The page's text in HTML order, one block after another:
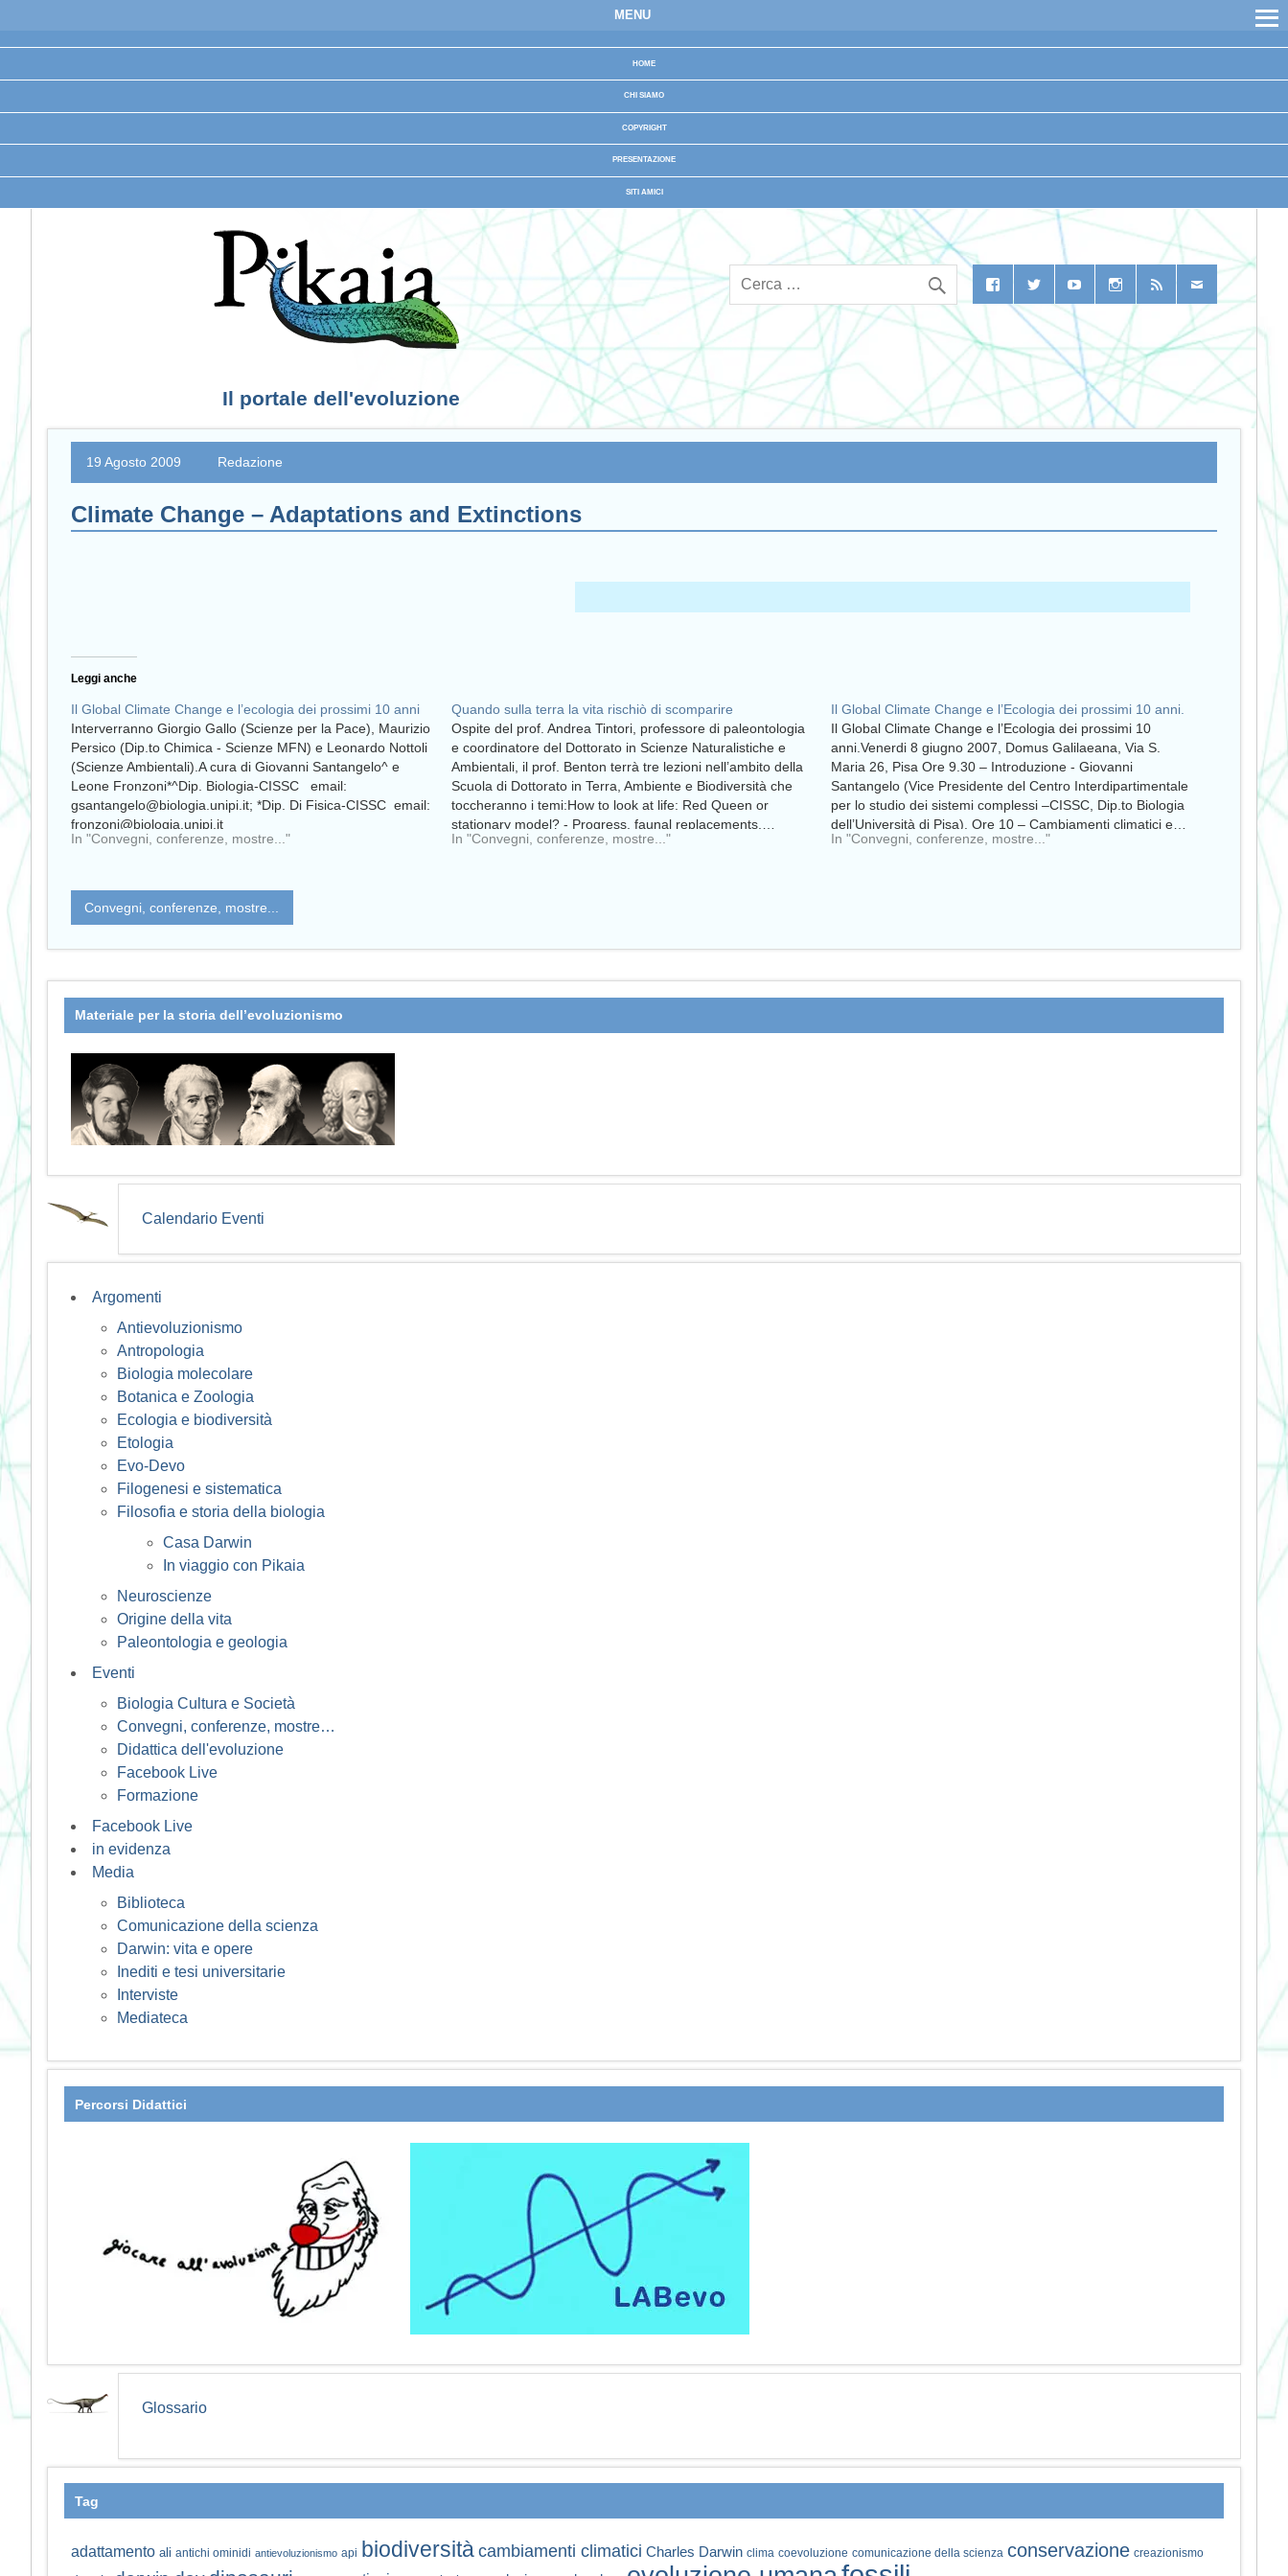
MENU
HOME
CHI SIAMO
COPYRIGHT
PRESENTAZIONE
SITI AMICI
Il portale dell'evoluzione
19 Agosto 2009 Redazione
Climate Change – Adaptations and Extinctions
Leggi anche
Il Global Climate Change e l’ecologia dei prossimi 10 anni
Interverranno Giorgio Gallo (Scienze per la Pace), Maurizio
Persico (Dip.to Chimica - Scienze MFN) e Leonardo Nottoli
(Scienze Ambientali).A cura di Giovanni Santangelo^ e
Leone Fronzoni*^Dip. Biologia-CISSC email:
gsantangelo@biologia.unipi.it; *Dip. Di Fisica-CISSC email:
fronzoni@biologia.unipi.it
In "Convegni, conferenze, mostre..."
Quando sulla terra la vita rischiò di scomparire
Ospite del prof. Andrea Tintori, professore di paleontologia
e coordinatore del Dottorato in Scienze Naturalistiche e
Ambientali, il prof. Benton terrà tre lezioni nell’ambito della
Scuola di Dottorato in Terra, Ambiente e Biodiversità che
toccheranno i temi:How to look at life: Red Queen or
stationary model? - Progress, faunal replacements,…
In "Convegni, conferenze, mostre..."
Il Global Climate Change e l’Ecologia dei prossimi 10 anni.
Il Global Climate Change e l’Ecologia dei prossimi 10
anni.Venerdi 8 giugno 2007, Domus Galilaeana, Via S.
Maria 26, Pisa Ore 9.30 – Introduzione - Giovanni
Santangelo (Vice Presidente del Centro Interdipartimentale
per lo studio dei sistemi complessi –CISSC, Dip.to Biologia
dell’Università di Pisa). Ore 10 – Cambiamenti climatici e…
In "Convegni, conferenze, mostre..."
Convegni, conferenze, mostre...
Materiale per la storia dell’evoluzionismo
Calendario Eventi
Argomenti
Antievoluzionismo
Antropologia
Biologia molecolare
Botanica e Zoologia
Ecologia e biodiversità
Etologia
Evo-Devo
Filogenesi e sistematica
Filosofia e storia della biologia
Casa Darwin
In viaggio con Pikaia
Neuroscienze
Origine della vita
Paleontologia e geologia
Eventi
Biologia Cultura e Società
Convegni, conferenze, mostre…
Didattica dell'evoluzione
Facebook Live
Formazione
Facebook Live
in evidenza
Media
Biblioteca
Comunicazione della scienza
Darwin: vita e opere
Inediti e tesi universitarie
Interviste
Mediateca
Percorsi Didattici
Glossario
Tag
adattamento ali antichi ominidi antievoluzionismo api biodiversitàcambiamenti climatici Charles Darwin clima coevoluzione comunicazione della scienza conservazione creazionismo